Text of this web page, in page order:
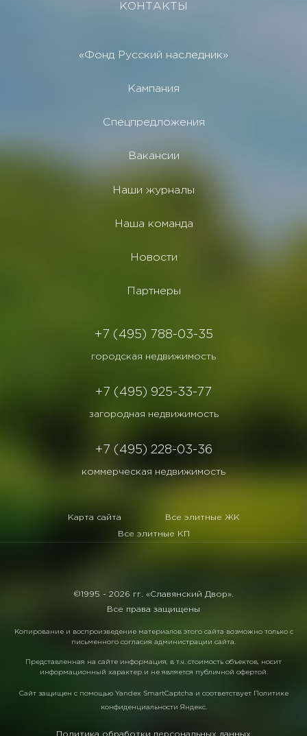
КОНТАКТЫ
«Фонд Русский наследник»
Кампания
Спецпредложения
Вакансии
Наши журналы
Наша команда
Новости
Партнеры
+7 (495) 788-03-35
городская недвижимость
+7 (495) 925-33-77
загородная недвижимость
+7 (495) 228-03-36
коммерческая недвижимость
Карта сайта Все элитные ЖК
Все элитные КП
©1995 - 2026 гг. «Славянский Двор».
Все права защищены
Копирование и воспроизведение материалов этого сайта возможно только с
письменного согласия администрации сайта.
Представленная на сайте информация, в т.ч. стоимость объектов, носит
информационный характер и не является публичной офертой.
Сайт защищен с помощью Yandex SmartCaptcha и соответствует Политике
конфиденциальности Яндекс.
Политика обработки персональных данных